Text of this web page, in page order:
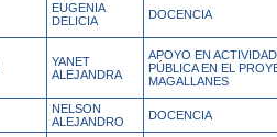
EUGENIA
DELICIA
DOCENCIA
YANET
ALEJANDRA
APOYO EN
PÚBLICA EN EL
MAGALLANES
NELSON
ALEJANDRO
DOCENCIA